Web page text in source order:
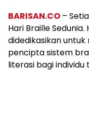
BARISAN.CO –
Hari Braille
didedikasikan untuk
pencipta sistem
literasi bagi individu